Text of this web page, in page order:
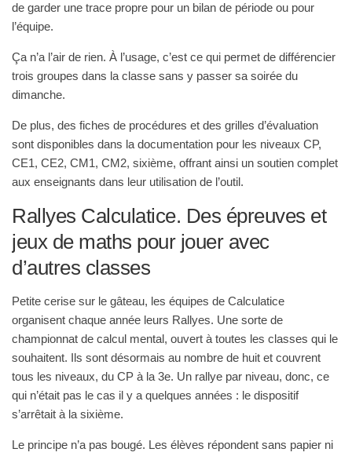
de garder une trace propre pour un bilan de période ou pour
l’équipe.
Ça n’a l’air de rien. À l’usage, c’est ce qui permet de différencier
trois groupes dans la classe sans y passer sa soirée du
dimanche.
De plus, des fiches de procédures et des grilles d’évaluation
sont disponibles dans la documentation pour les niveaux CP,
CE1, CE2, CM1, CM2, sixième, offrant ainsi un soutien complet
aux enseignants dans leur utilisation de l’outil.
Rallyes Calculatice. Des épreuves et
jeux de maths pour jouer avec
d’autres classes
Petite cerise sur le gâteau, les équipes de Calculatice
organisent chaque année leurs Rallyes. Une sorte de
championnat de calcul mental, ouvert à toutes les classes qui le
souhaitent. Ils sont désormais au nombre de huit et couvrent
tous les niveaux, du CP à la 3e. Un rallye par niveau, donc, ce
qui n’était pas le cas il y a quelques années : le dispositif
s’arrêtait à la sixième.
Le principe n’a pas bougé. Les élèves répondent sans papier ni